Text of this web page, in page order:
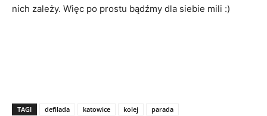
nich zależy. Więc po prostu bądźmy dla siebie mili :)
TAGI defilada katowice kolej
parada